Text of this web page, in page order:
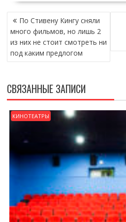
НАВИГАЦИЯ
ПО
ЗАПИСЯМ
По Стивену Кингу сняли
много фильмов, но лишь 2
из них не стоит смотреть ни
под каким предлогом
СВЯЗАННЫЕ ЗАПИСИ
КИНОТЕАТРЫ